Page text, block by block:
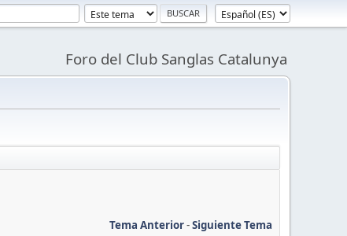
Foro del Club Sanglas Catalunya
Tema Anterior-Siguiente Tema